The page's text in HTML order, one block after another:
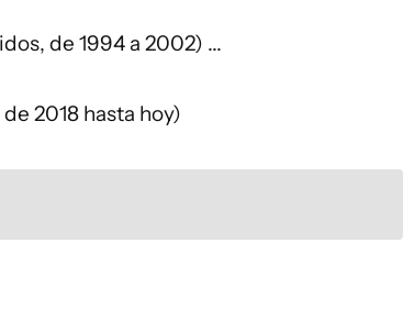
de 1994 a 2002) ...
2018 hasta hoy)